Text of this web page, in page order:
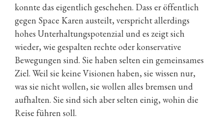
konnte das eigentlich geschehen. Dass er öffentlich
gegen Space Karen austeilt, verspricht allerdings
hohes Unterhaltungspotenzial und es zeigt sich
wieder, wie gespalten rechte oder konservative
Bewegungen sind. Sie haben selten ein gemeinsames
Ziel. Weil sie keine Visionen haben, sie wissen nur,
was sie nicht wollen, sie wollen alles bremsen und
aufhalten. Sie sind sich aber selten einig, wohin die
Reise führen soll.